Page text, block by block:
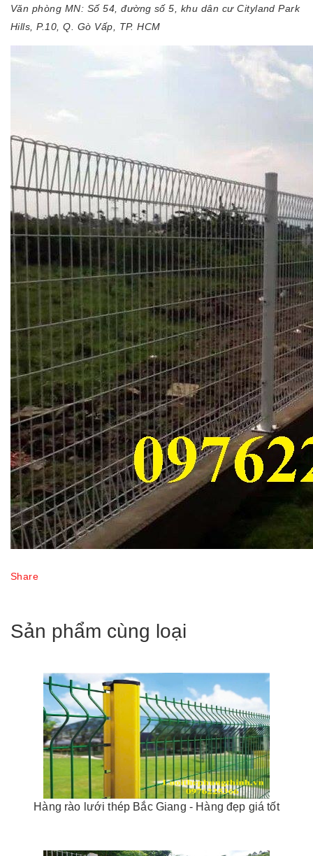
Văn phòng MN: Số 54, đường số 5, khu dân cư Cityland Park
Hills, P.10, Q. Gò Vấp, TP. HCM
Share
Sản phẩm cùng loại
Hàng rào lưới thép Bắc Giang - Hàng đẹp giá tốt